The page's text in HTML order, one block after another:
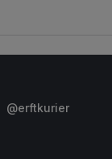
@erftkurier